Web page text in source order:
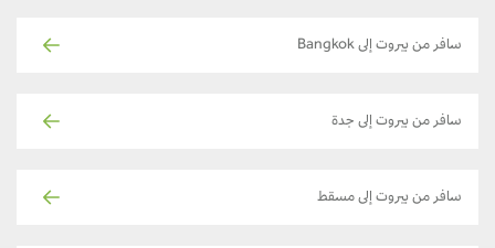
سافر من بيروت إلى Bangkok
سافر من بيروت إلى جدة
سافر من بيروت إلى مسقط